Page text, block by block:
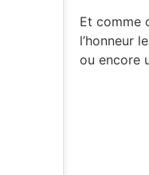
Et comme
l’honneur
ou encore